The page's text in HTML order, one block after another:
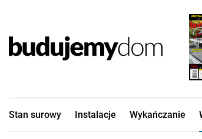
Stan surowy Instalacje Wykańczanie